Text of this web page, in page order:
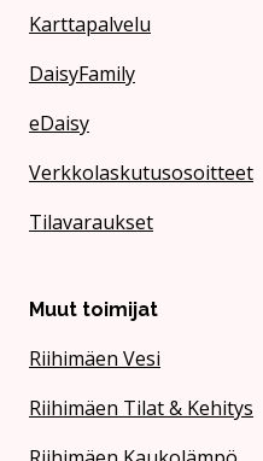
Karttapalvelu
DaisyFamily
eDaisy
Verkkolaskutusosoitteet
Tilavaraukset
Muut toimijat
Riihimäen Vesi
Riihimäen Tilat & Kehitys